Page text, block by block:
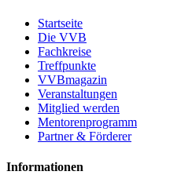
Startseite
Die VVB
Fachkreise
Treffpunkte
VVBmagazin
Veranstaltungen
Mitglied werden
Mentorenprogramm
Partner & Förderer
Informationen